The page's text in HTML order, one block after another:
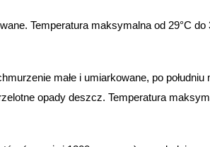
Temperatura maksymalna od 29°C do
małe i umiarkowane, po
opady deszcz. Temperatura